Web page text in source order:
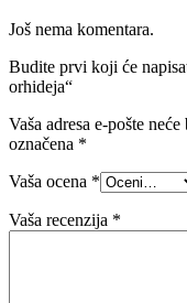
Još nema komentara.
Budite prvi koji će
orhideja“
Vaša adresa e-pošte
označena *
Vaša ocena *
Vaša recenzija *